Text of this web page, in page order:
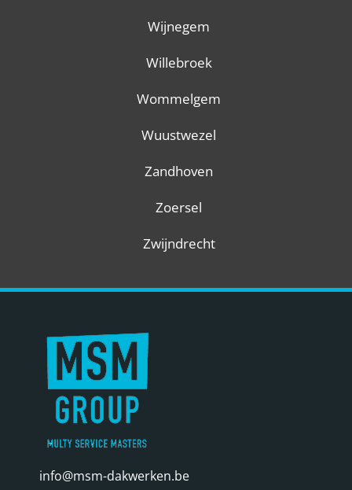
Wijnegem
Willebroek
Wommelgem
Wuustwezel
Zandhoven
Zoersel
Zwijndrecht
info@msm-dakwerken.be